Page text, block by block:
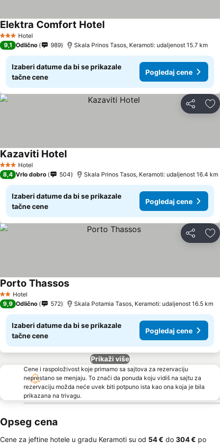
3 Zvezdice
Hotel
Elektra Comfort HotelPogledaj cene
9,1 Odlično 989 Skala Prinos Tasos, Keramoti: udaljenost 15.7 km
Izaberi datume da bi se prikazale
tačne cene
Pogledaj cene
Deli
3 Zvezdice
Hotel
Kazaviti HotelPogledaj cene
8,4 Vrlo dobro 504 Skala Prinos Tasos, Keramoti: udaljenost 16.4 km
Izaberi datume da bi se prikazale
tačne cene
Pogledaj cene
Deli
2 Zvezdice
Hotel
Porto ThassosPogledaj cene
9,9 Odlično 572 Skala Potamia Tasos, Keramoti: udaljenost 16.5 km
Izaberi datume da bi se prikazale
tačne cene
Pogledaj cene
Prikaži više
Cene i raspoloživost koje primamo sa sajtova za rezervaciju
neprestano se menjaju. To znači da ponuda koju vidiš na sajtu za
rezervaciju možda neće uvek biti potpuno ista kao ona koja je bila
prikazana na trivagu.
Opseg cena
Cene za jeftine hotele u gradu Keramoti su od ‎54 € do ‎304 € po